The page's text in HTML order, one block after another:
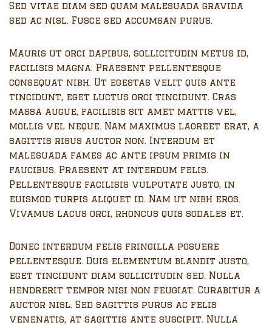
Sed vitae diam sed quam malesuada gravida
sed ac nisl. Fusce sed accumsan purus.
Mauris ut orci dapibus, sollicitudin metus id,
facilisis magna. Praesent pellentesque
consequat nibh. Ut egestas velit quis ante
tincidunt, eget luctus orci tincidunt. Cras
massa augue, facilisis sit amet mattis vel,
mollis vel neque. Nam maximus laoreet erat, a
sagittis risus auctor non. Interdum et
malesuada fames ac ante ipsum primis in
faucibus. Praesent at interdum felis.
Pellentesque facilisis vulputate justo, in
euismod turpis aliquet id. Nam ut nibh eros.
Vivamus lacus orci, rhoncus quis sodales et.
Donec interdum felis fringilla posuere
pellentesque. Duis elementum blandit justo,
eget tincidunt diam sollicitudin sed. Nulla
hendrerit tempor nisi non feugiat. Curabitur a
auctor nisl. Sed sagittis purus ac felis
venenatis, at sagittis ante suscipit. Nulla